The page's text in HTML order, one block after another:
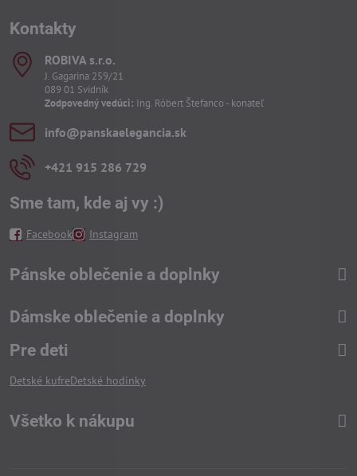
Kontakty
ROBIVA s​.r​.o​.
J. Gagarina 259/21
089 01 Svidník
Zodpovedný vedúci: Ing. Róbert Štefanco - konateľ
info​@panskaelegancia​.sk
+421 915 286 729
Sme tam, kde aj vy :)
Facebook Instagram
Pánske oblečenie a doplnky
Dámske oblečenie a doplnky
Pre deti
Detské kufreDetské hodinky
Všetko k nákupu